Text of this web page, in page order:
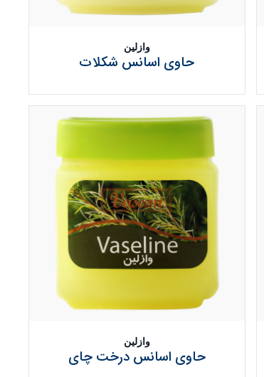
وازلین
حاوی اسانس شکلات
وازلین
حاوی اسانس درخت چای